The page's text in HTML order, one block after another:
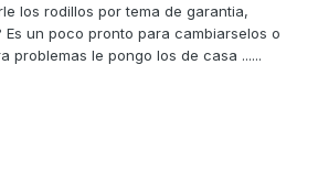
los rodillos por tema de garantia,
Es un poco pronto para cambiarselos o
problemas le pongo los de casa ......